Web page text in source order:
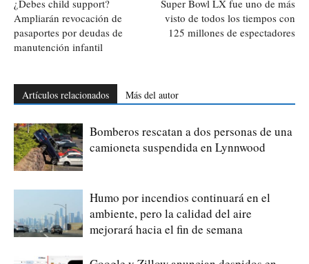
¿Debes child support?
Ampliarán revocación de
pasaportes por deudas de
manutención infantil
Super Bowl LX fue uno de más
visto de todos los tiempos con
125 millones de espectadores
Artículos relacionados Más del autor
Bomberos rescatan a dos personas de una
camioneta suspendida en Lynnwood
Humo por incendios continuará en el
ambiente, pero la calidad del aire
mejorará hacia el fin de semana